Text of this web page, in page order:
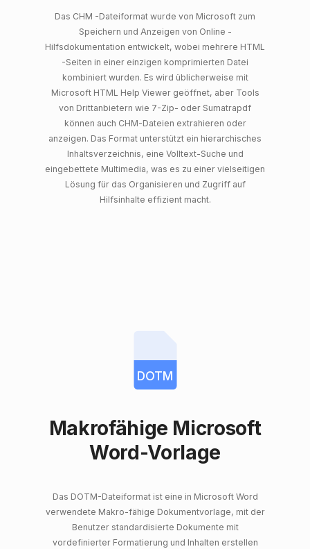
Das CHM -Dateiformat wurde von Microsoft zum
Speichern und Anzeigen von Online -
Hilfsdokumentation entwickelt, wobei mehrere HTML
-Seiten in einer einzigen komprimierten Datei
kombiniert wurden. Es wird üblicherweise mit
Microsoft HTML Help Viewer geöffnet, aber Tools
von Drittanbietern wie 7-Zip- oder Sumatrapdf
können auch CHM-Dateien extrahieren oder
anzeigen. Das Format unterstützt ein hierarchisches
Inhaltsverzeichnis, eine Volltext-Suche und
eingebettete Multimedia, was es zu einer vielseitigen
Lösung für das Organisieren und Zugriff auf
Hilfsinhalte effizient macht.
DOTM
Makrofähige Microsoft
Word-Vorlage
Das DOTM-Dateiformat ist eine in Microsoft Word
verwendete Makro-fähige Dokumentvorlage, mit der
Benutzer standardisierte Dokumente mit
vordefinierter Formatierung und Inhalten erstellen